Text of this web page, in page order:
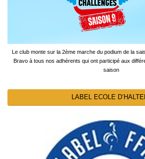
Le club monte sur la 2ème marche du podium de la
Bravo à tous nos adhérents qui ont participé aux
saison
LABEL ECOLE